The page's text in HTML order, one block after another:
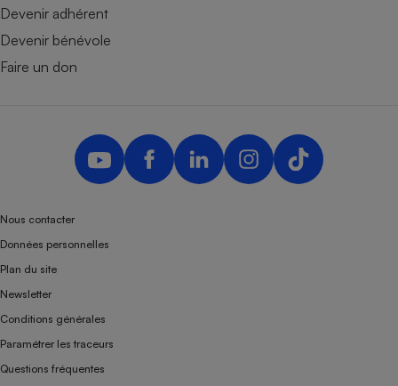
Devenir adhérent
Devenir bénévole
Faire un don
Nous contacter
Données personnelles
Plan du site
Newsletter
Conditions générales
Paramétrer les traceurs
Questions fréquentes